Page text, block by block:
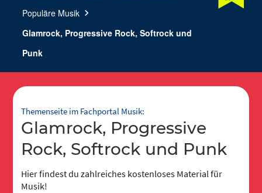
Populäre Musik chevron_right
Glamrock, Progressive Rock, Softrock und
Punk
Themenseite im Fachportal Musik:
Glamrock, Progressive
Rock, Softrock und Punk
Hier findest du zahlreiches kostenloses Material für
Musik!